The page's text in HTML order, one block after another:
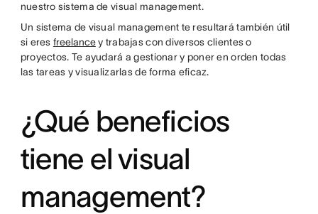
nuestro sistema de visual management.
Un sistema de visual management te resultará también útil
si eres freelancey trabajas con diversos clientes o
proyectos. Te ayudará a gestionar y poner en orden todas
las tareas y visualizarlas de forma eficaz.
¿Qué beneficios
tiene el visual
management?